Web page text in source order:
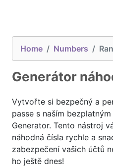
Home Numbers
Generátor
Vytvořte si bezpečný a
passe s naším
Generator. Tento nástroj
náhodná čísla rychle a
zabezpečení vašich účtů
ho ještě dnes!